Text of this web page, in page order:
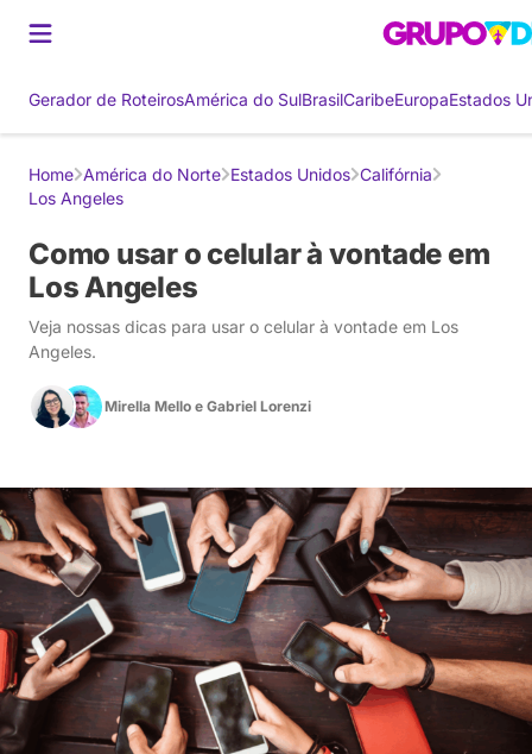
Gerador de RoteirosAmérica do SulBrasilCaribeEuropaEstados
Home América do Norte Estados Unidos Califórnia
Los Angeles
Como usar o celular à vontade em
Los Angeles
Veja nossas dicas para usar o celular à vontade em Los
Angeles.
Mirella Mello e Gabriel Lorenzi